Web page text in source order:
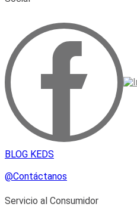
BLOG KEDS
@Contáctanos
Servicio al Consumidor